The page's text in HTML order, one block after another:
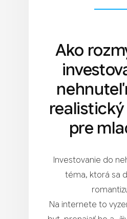
Ako
pre
Investovanie do
téma, ktorá sa
Na internete to